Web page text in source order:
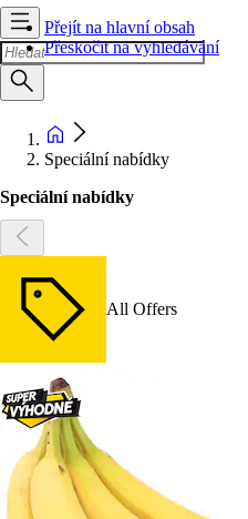
Přejít na hlavní obsah
Přeskočit na vyhledávání
Speciální nabídky
Speciální nabídky
All Offers